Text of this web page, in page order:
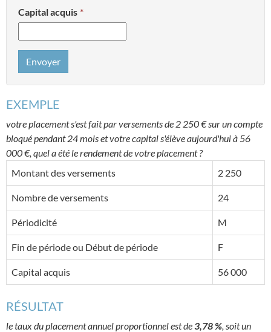
Capital acquis
Envoyer
EXEMPLE
votre placement s'est fait par versements de 2 250 € sur un compte
bloqué pendant 24 mois et votre capital s'élève aujourd'hui à 56
000 €, quel a été le rendement de votre placement ?
Montant des versements
2 250
Nombre de versements 24
Périodicité M
Fin de période ou Début de période F
Capital acquis 56 000
RÉSULTAT
le taux du placement annuel proportionnel est de3,78 %, soit un